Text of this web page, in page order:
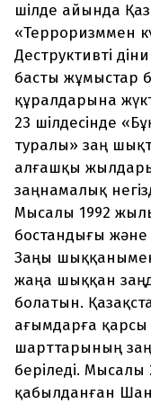
шілде айында
«Терроризммен
Деструктивті
басты жұмыстар
құралдарына
23 шілдесінде
туралы» заң
алғашқы
заңнамалық
Мысалы 1992
бостандығы және
Заңы
жаңа шыққан
болатын.
ағымдарға
шарттарының
беріледі.
қабылданған